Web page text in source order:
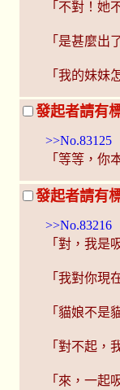
「不對！她
「是甚麼出
「我的妹妹
發起者請有
>>No.83125
「等等，你
發起者請有
>>No.83216
「對，我是
「我對你現
「貓娘不是
「對不起，
「來，一起